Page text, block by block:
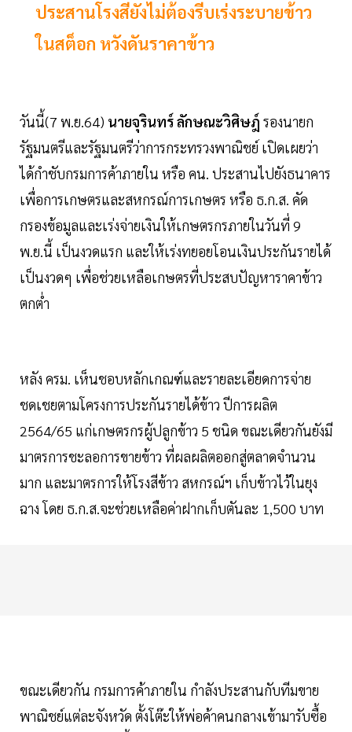
ประสานโรงสียังไม่ต้องรีบเร่งระบายข้าว
ในสต็อก หวังดันราคาข้าว
วันนี้(7 พ.ย.64) นายจุรินทร์ ลักษณะวิศิษฎ์ รองนายก
รัฐมนตรีและรัฐมนตรีว่าการกระทรวงพาณิชย์ เปิดเผยว่า
ได้กำชับกรมการค้าภายใน หรือ คน. ประสานไปยังธนาคาร
เพื่อการเกษตรและสหกรณ์การเกษตร หรือ ธ.ก.ส. คัด
กรองข้อมูลและเร่งจ่ายเงินให้เกษตรกรภายในวันที่ 9
พ.ย.นี้ เป็นงวดแรก และให้เร่งทยอยโอนเงินประกันรายได้
เป็นงวดๆ เพื่อช่วยเหลือเกษตรที่ประสบปัญหาราคาข้าว
ตกต่ำ
หลัง ครม. เห็นชอบหลักเกณฑ์และรายละเอียดการจ่าย
ชดเชยตามโครงการประกันรายได้ข้าว ปีการผลิต
2564/65 แก่เกษตรกรผู้ปลูกข้าว 5 ชนิด ขณะเดียวกันยังมี
มาตรการชะลอการขายข้าว ที่ผลผลิตออกสู่ตลาดจำนวน
มาก และมาตรการให้โรงสีข้าว สหกรณ์ฯ เก็บข้าวไว้ในยุง
ฉาง โดย ธ.ก.ส.จะช่วยเหลือค่าฝากเก็บตันละ 1,500 บาท
ขณะเดียวกัน กรมการค้าภายใน กำลังประสานกับทีมขาย
พาณิชย์แต่ละจังหวัด ตั้งโต๊ะให้พ่อค้าคนกลางเข้ามารับซื้อ